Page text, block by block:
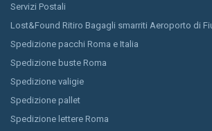
Servizi Postali
Lost&Found Ritiro Bagagli smarriti Aeroporto di
Spedizione pacchi Roma e Italia
Spedizione buste Roma
Spedizione valigie
Spedizione pallet
Spedizione lettere Roma